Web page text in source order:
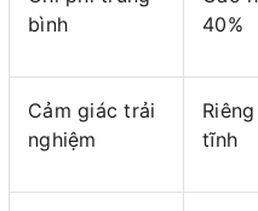
bình
40%
Cảm giác trải
nghiệm
tĩnh